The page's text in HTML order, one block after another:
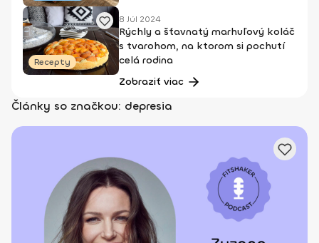
Recepty
8 Júl 2024
Rýchly a šťavnatý marhuľový koláč
s tvarohom, na ktorom si pochutí
celá rodina
Zobraziť viac
Články so značkou: depresia